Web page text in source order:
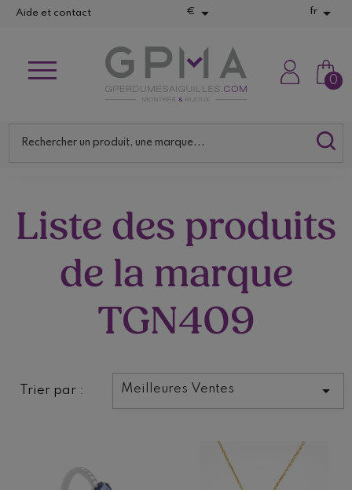
Aide et contact €  fr 
0
Liste des produits
de la marque
TGN409
Trier par : Meilleures Ventes 